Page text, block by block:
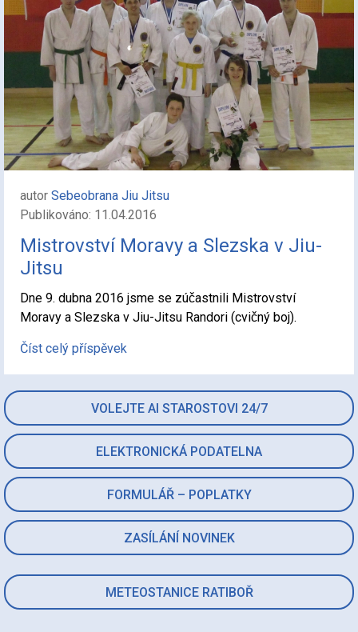
VOLEJTE AI STAROSTOVI 24/7
ELEKTRONICKÁ PODATELNA
FORMULÁŘ – POPLATKY
ZASÍLÁNÍ NOVINEK
METEOSTANICE RATIBOŘ
autor Sebeobrana Jiu Jitsu
Publikováno: 11.04.2016
Mistrovství Moravy a Slezska v Jiu-
Jitsu
Dne 9. dubna 2016 jsme se zúčastnili Mistrovství
Moravy a Slezska v Jiu-Jitsu Randori (cvičný boj).
Číst celý příspěvek